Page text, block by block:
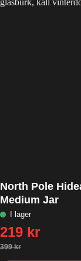
North Pole
Medium Jar